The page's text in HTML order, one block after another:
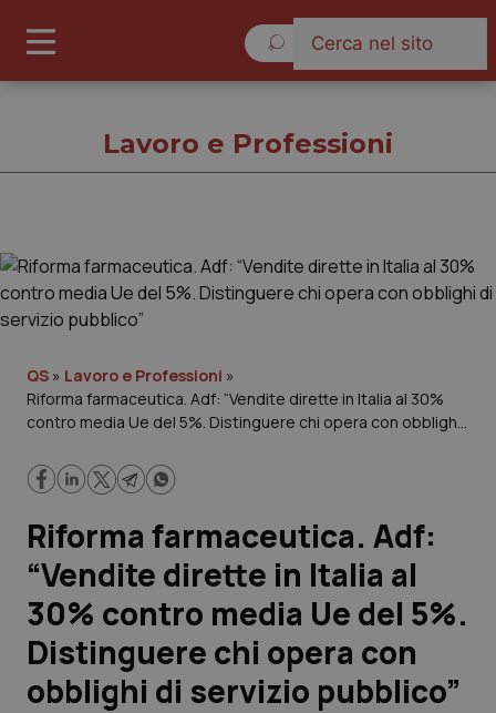
Cronache
Governo e Parlamento
Regioni e Asl
Lavoro e Professioni
Scienza e Farmaci
Studi e Analisi
Lettere al direttore
Lavoro e Professioni
QS » Lavoro e Professioni »
Riforma farmaceutica. Adf: “Vendite dirette in Italia al 30%
contro media Ue del 5%. Distinguere chi opera con obblighi
Riforma farmaceutica. Adf:
“Vendite dirette in Italia al
30% contro media Ue del 5%.
Distinguere chi opera con
obblighi di servizio pubblico”